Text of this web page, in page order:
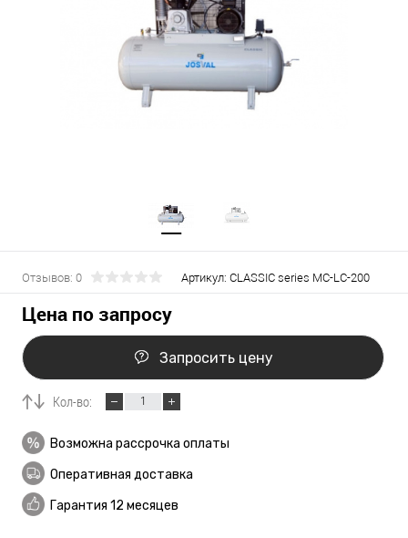
Отзывов: 0 Артикул: CLASSIC series MC-LC-200
Цена по запросу
Запросить цену
Кол-во:
Возможна рассрочка оплаты
Оперативная доставка
Гарантия 12 месяцев